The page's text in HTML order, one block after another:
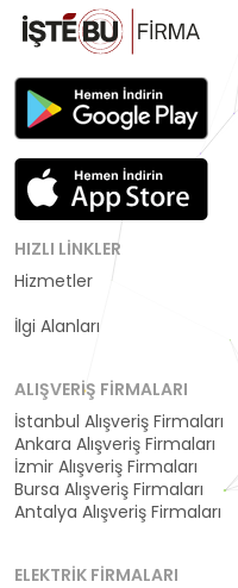
HIZLI LINKLER
Hizmetler
İlgi Alanları
ALIŞVERIŞ FIRMALARI
İstanbul Alışveriş Firmaları
Ankara Alışveriş Firmaları
İzmir Alışveriş Firmaları
Bursa Alışveriş Firmaları
Antalya Alışveriş Firmaları
ELEKTRIK FIRMALARI